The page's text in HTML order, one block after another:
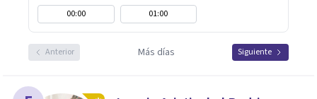
00:00 01:00
Anterior Más días Siguiente